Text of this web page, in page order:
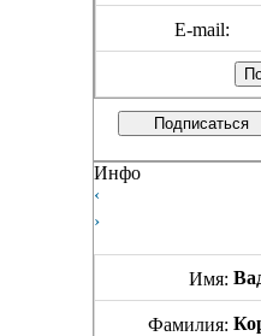
E-mail:
Подписаться
Инфо
‹
›
Имя:
Фамилия: